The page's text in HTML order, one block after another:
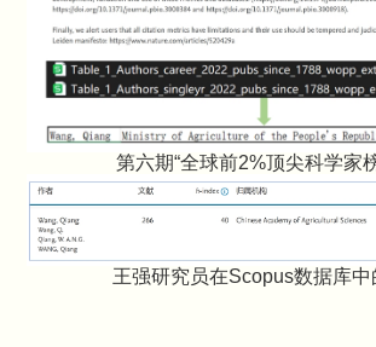
第六期“全球前2%顶尖科学家
王强研究员在Scopus数据库中